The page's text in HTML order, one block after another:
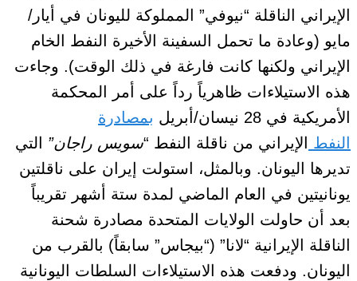
الإيراني الناقلة “نيوفي” المملوكة لليونان في أيار/
مايو (وعادة ما تحمل السفينة الأخيرة النفط الخام
الإيراني ولكنها كانت فارغة في ذلك الوقت). وجاءت
هذه الاستيلاءات ظاهرياً رداً على أمر المحكمة
الأمريكية في 28 نيسان/أبريل
بمصادرة
النفط
الإيراني من ناقلة النفط “سويس راجان” التي
تديرها اليونان. وبالمثل، استولت إيران على ناقلتين
يونانيتين في العام الماضي لمدة ستة أشهر تقريباً
بعد أن حاولت الولايات المتحدة مصادرة شحنة
الناقلة الإيرانية “لانا” (“بيجاس” سابقاً) بالقرب من
اليونان. ودفعت هذه الاستيلاءات السلطات اليونانية